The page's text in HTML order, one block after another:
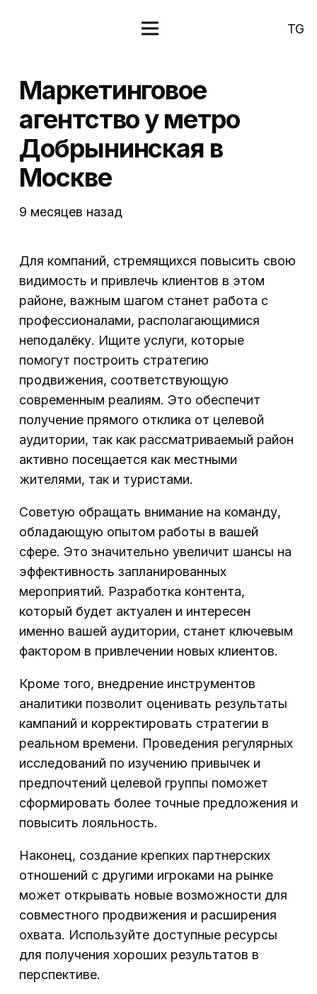
TG
Маркетинговое
агентство у метро
Добрынинская в
Москве
9 месяцев назад
Для компаний, стремящихся повысить свою
видимость и привлечь клиентов в этом
районе, важным шагом станет работа с
профессионалами, располагающимися
неподалёку. Ищите услуги, которые
помогут построить стратегию
продвижения, соответствующую
современным реалиям. Это обеспечит
получение прямого отклика от целевой
аудитории, так как рассматриваемый район
активно посещается как местными
жителями, так и туристами.
Советую обращать внимание на команду,
обладающую опытом работы в вашей
сфере. Это значительно увеличит шансы на
эффективность запланированных
мероприятий. Разработка контента,
который будет актуален и интересен
именно вашей аудитории, станет ключевым
фактором в привлечении новых клиентов.
Кроме того, внедрение инструментов
аналитики позволит оценивать результаты
кампаний и корректировать стратегии в
реальном времени. Проведения регулярных
исследований по изучению привычек и
предпочтений целевой группы поможет
сформировать более точные предложения и
повысить лояльность.
Наконец, создание крепких партнерских
отношений с другими игроками на рынке
может открывать новые возможности для
совместного продвижения и расширения
охвата. Используйте доступные ресурсы
для получения хороших результатов в
перспективе.